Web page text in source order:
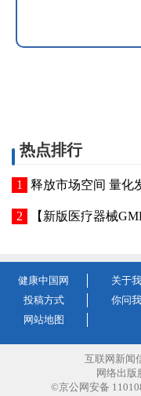
热点排行
释放市场空间 量化发展红线——
【新版医疗器械GMP大家谈】助力企业
健康中国网 关于
投稿方式
你问
网站地图
互联网新闻
网络出版
©京公网安备